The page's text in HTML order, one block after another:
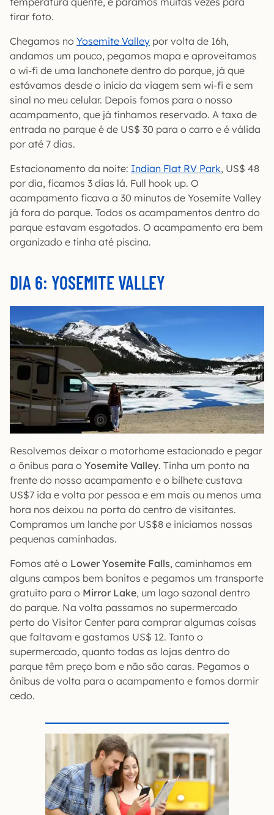
tirar foto.
Chegamos no Yosemite Valley por volta de 16h,
andamos um pouco, pegamos mapa e aproveitamos
o wi-fi de uma lanchonete dentro do parque, já que
estávamos desde o início da viagem sem wi-fi e sem
sinal no meu celular. Depois fomos para o nosso
acampamento, que já tínhamos reservado. A taxa de
entrada no parque é de US$ 30 para o carro e é válida
por até 7 dias.
Estacionamento da noite: Indian Flat RV Park, US$ 48
por dia, ficamos 3 dias lá. Full hook up. O
acampamento ficava a 30 minutos de Yosemite Valley
já fora do parque. Todos os acampamentos dentro do
parque estavam esgotados. O acampamento era bem
organizado e tinha até piscina.
DIA 6: YOSEMITE VALLEY
Resolvemos deixar o motorhome estacionado e pegar
o ônibus para o Yosemite Valley. Tinha um ponto na
frente do nosso acampamento e o bilhete custava
US$7 ida e volta por pessoa e em mais ou menos uma
hora nos deixou na porta do centro de visitantes.
Compramos um lanche por US$8 e iniciamos nossas
pequenas caminhadas.
Fomos até o Lower Yosemite Falls, caminhamos em
alguns campos bem bonitos e pegamos um transporte
gratuito para o Mirror Lake, um lago sazonal dentro
do parque. Na volta passamos no supermercado
perto do Visitor Center para comprar algumas coisas
que faltavam e gastamos US$ 12. Tanto o
supermercado, quanto todas as lojas dentro do
parque têm preço bom e não são caras. Pegamos o
ônibus de volta para o acampamento e fomos dormir
cedo.